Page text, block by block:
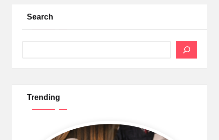
Search
Trending